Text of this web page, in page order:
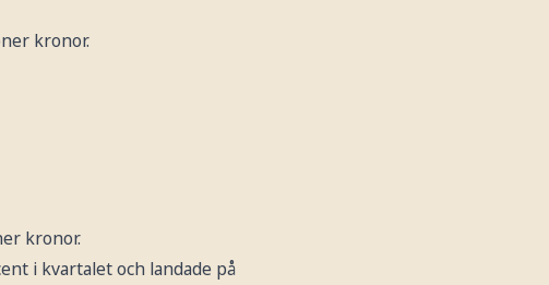
kronor.
kronor.
i kvartalet och landade på